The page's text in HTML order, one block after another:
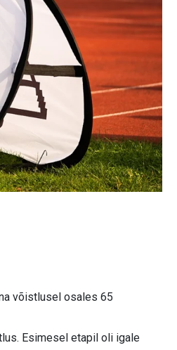
võistlusel osales 65
Esimesel etapil oli igale